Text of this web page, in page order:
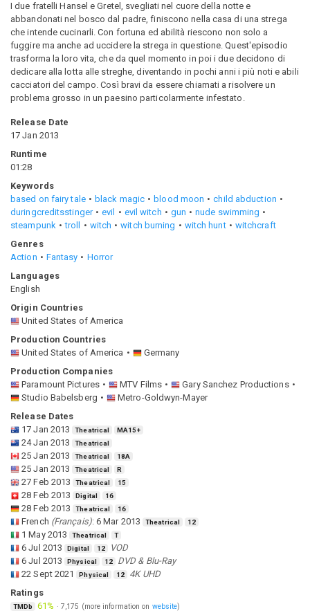
I due fratelli Hansel e Gretel, svegliati nel cuore della notte e
abbandonati nel bosco dal padre, finiscono nella casa di una strega
che intende cucinarli. Con fortuna ed abilità riescono non solo a
fuggire ma anche ad uccidere la strega in questione. Quest'episodio
trasforma la loro vita, che da quel momento in poi i due decidono di
dedicare alla lotta alle streghe, diventando in pochi anni i più noti e abili
cacciatori del campo. Così bravi da essere chiamati a risolvere un
problema grosso in un paesino particolarmente infestato.
Release Date
17 Jan 2013
Runtime
01:28
Keywords
based on fairy tale
black magic blood moon
child abduction
duringcreditsstinger
evil evil witch gun
nude swimming
steampunk
troll witch witch burning witch hunt
witchcraft
Genres
Action
Fantasy
Horror
Languages
English
Origin Countries
United States of America
Production Countries
United States of America
Germany
Production Companies
Paramount Pictures
MTV Films
Gary Sanchez Productions
Studio Babelsberg
Metro-Goldwyn-Mayer
Release Dates
17 Jan 2013
Theatrical MA15+
24 Jan 2013 Theatrical
25 Jan 2013 Theatrical 18A
25 Jan 2013 Theatrical R
27 Feb 2013 Theatrical 15
28 Feb 2013 Digital 16
28 Feb 2013 Theatrical 16
French (Français): 6 Mar 2013 Theatrical 12
1 May 2013 Theatrical T
6 Jul 2013 Digital 12
VOD
6 Jul 2013
Physical 12
DVD & Blu-Ray
22 Sept 2021
Physical 12
4K UHD
Ratings
TMDb 61% · 7,175 (more information on website)